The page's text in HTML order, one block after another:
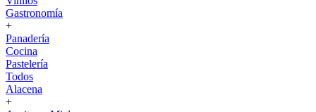
Gastronomía
+
Panadería
Cocina
Pastelería
Todos
Alacena
+